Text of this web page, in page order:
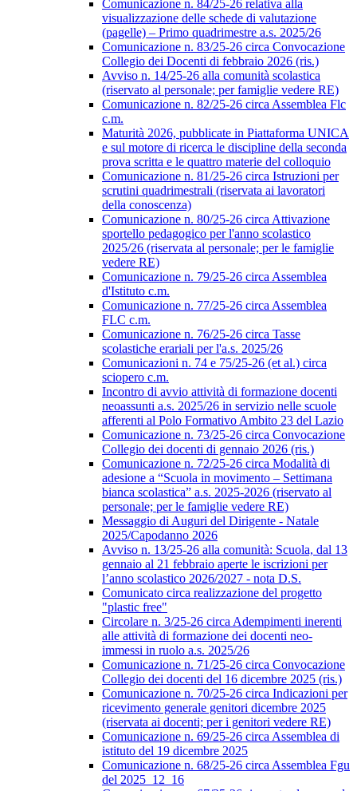
Comunicazione n. 84/25-26 relativa alla
visualizzazione delle schede di valutazione
(pagelle) – Primo quadrimestre a.s. 2025/26
Comunicazione n. 83/25-26 circa Convocazione
Collegio dei Docenti di febbraio 2026 (ris.)
Avviso n. 14/25-26 alla comunità scolastica
(riservato al personale; per famiglie vedere RE)
Comunicazione n. 82/25-26 circa Assemblea Flc
c.m.
Maturità 2026, pubblicate in Piattaforma UNICA
e sul motore di ricerca le discipline della seconda
prova scritta e le quattro materie del colloquio
Comunicazione n. 81/25-26 circa Istruzioni per
scrutini quadrimestrali (riservata ai lavoratori
della conoscenza)
Comunicazione n. 80/25-26 circa Attivazione
sportello pedagogico per l'anno scolastico
2025/26 (riservata al personale; per le famiglie
vedere RE)
Comunicazione n. 79/25-26 circa Assemblea
d'Istituto c.m.
Comunicazione n. 77/25-26 circa Assemblea
FLC c.m.
Comunicazione n. 76/25-26 circa Tasse
scolastiche erariali per l'a.s. 2025/26
Comunicazioni n. 74 e 75/25-26 (et al.) circa
sciopero c.m.
Incontro di avvio attività di formazione docenti
neoassunti a.s. 2025/26 in servizio nelle scuole
afferenti al Polo Formativo Ambito 23 del Lazio
Comunicazione n. 73/25-26 circa Convocazione
Collegio dei docenti di gennaio 2026 (ris.)
Comunicazione n. 72/25-26 circa Modalità di
adesione a “Scuola in movimento – Settimana
bianca scolastica” a.s. 2025-2026 (riservato al
personale; per le famiglie vedere RE)
Messaggio di Auguri del Dirigente - Natale
2025/Capodanno 2026
Avviso n. 13/25-26 alla comunità: Scuola, dal 13
gennaio al 21 febbraio aperte le iscrizioni per
l’anno scolastico 2026/2027 - nota D.S.
Comunicato circa realizzazione del progetto
"plastic free"
Circolare n. 3/25-26 circa Adempimenti inerenti
alle attività di formazione dei docenti neo-
immessi in ruolo a.s. 2025/26
Comunicazione n. 71/25-26 circa Convocazione
Collegio dei docenti del 16 dicembre 2025 (ris.)
Comunicazione n. 70/25-26 circa Indicazioni per
ricevimento generale genitori dicembre 2025
(riservata ai docenti; per i genitori vedere RE)
Comunicazione n. 69/25-26 circa Assemblea di
istituto del 19 dicembre 2025
Comunicazione n. 68/25-26 circa Assemblea Fgu
del 2025_12_16